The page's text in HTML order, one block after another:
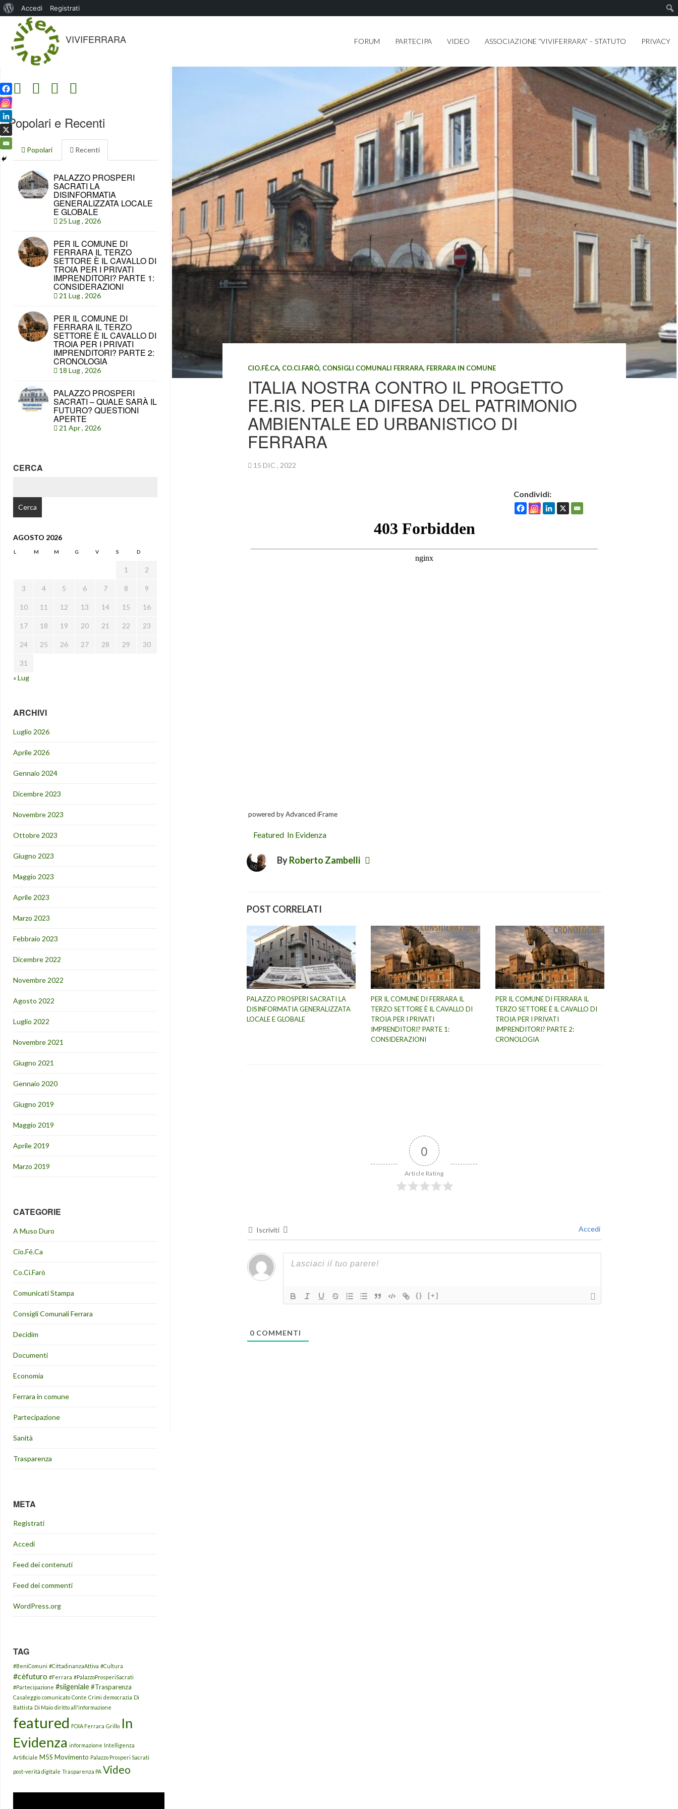
VIVIFERRARA FORUM PARTECIPA VIDEO ASSOCIAZIONE “VIVIFERRARA” – STATUTO PRIVACY
CIO.FÉ.CA, CO.CI.FARÒ, CONSIGLI COMUNALI FERRARA, FERRARA IN COMUNE
ITALIA NOSTRA CONTRO IL PROGETTO
FE.RIS. PER LA DIFESA DEL PATRIMONIO
AMBIENTALE ED URBANISTICO DI
FERRARA
15 DIC , 2022
Condividi:
powered by Advanced iFrame
Featured, In Evidenza
ByRoberto Zambelli
POST CORRELATI
PALAZZO PROSPERI SACRATI LA
DISINFORMATIA GENERALIZZATA
LOCALE E GLOBALE
PER IL COMUNE DI FERRARA IL
TERZO SETTORE È IL CAVALLO DI
TROIA PER I PRIVATI
IMPRENDITORI? PARTE 1:
CONSIDERAZIONI
PER IL COMUNE DI FERRARA IL
TERZO SETTORE È IL CAVALLO DI
TROIA PER I PRIVATI
IMPRENDITORI? PARTE 2:
CRONOLOGIA
0
Article Rating
Iscriviti Accedi
{} [+]
0COMMENTI
Popolari e Recenti
Popolari Recenti
PALAZZO PROSPERI
SACRATI LA
DISINFORMATIA
GENERALIZZATA LOCALE
E GLOBALE
25 Lug , 2026
PER IL COMUNE DI
FERRARA IL TERZO
SETTORE È IL CAVALLO DI
TROIA PER I PRIVATI
IMPRENDITORI? PARTE 1:
CONSIDERAZIONI
21 Lug , 2026
PER IL COMUNE DI
FERRARA IL TERZO
SETTORE È IL CAVALLO DI
TROIA PER I PRIVATI
IMPRENDITORI? PARTE 2:
CRONOLOGIA
18 Lug , 2026
PALAZZO PROSPERI
SACRATI – QUALE SARÀ IL
FUTURO? QUESTIONI
APERTE
21 Apr , 2026
CERCA
AGOSTO 2026
L M M G V S D
1 2
3 4 5 6 7 8 9
10 11 12 13 14 15 16
17 18 19 20 21 22 23
24 25 26 27 28 29 30
31
« Lug
ARCHIVI
Luglio 2026
Aprile 2026
Gennaio 2024
Dicembre 2023
Novembre 2023
Ottobre 2023
Giugno 2023
Maggio 2023
Aprile 2023
Marzo 2023
Febbraio 2023
Dicembre 2022
Novembre 2022
Agosto 2022
Luglio 2022
Novembre 2021
Giugno 2021
Gennaio 2020
Giugno 2019
Maggio 2019
Aprile 2019
Marzo 2019
CATEGORIE
A Muso Duro
Cio.Fé.Ca
Co.Ci.Farò
Comunicati Stampa
Consigli Comunali Ferrara
Decidim
Documenti
Economia
Ferrara in comune
Partecipazione
Sanità
Trasparenza
META
Registrati
Accedi
Feed dei contenuti
Feed dei commenti
WordPress.org
TAG
#BeniComuni #CittadinanzaAttiva #Cultura
#cèfuturo #Ferrara #PalazzoProsperiSacrati
#Partecipazione #siigeniale#Trasparenza
Casaleggio comunicato Conte Crimi democrazia Di
Battista Di Maio diritto all'informazione
featured FOIA Ferrara Grillo In
Evidenza informazione Intelligenza
Artificiale M5S Movimento Palazzo Prosperi Sacrati
post-verità digitale Trasparenza PA Video
Informazioni
su
WordPress
Accedi Registrati